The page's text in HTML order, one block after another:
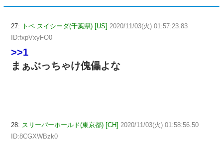
27: トペ スイシーダ(千葉県) [US] 2020/11/03(火) 01:57:23.83
ID:fxpVxyFO0
>>1
まぁぶっちゃけ傀儡よな
28: スリーパーホールド(東京都) [CH] 2020/11/03(火) 01:58:56.50
ID:8CGXWBzk0